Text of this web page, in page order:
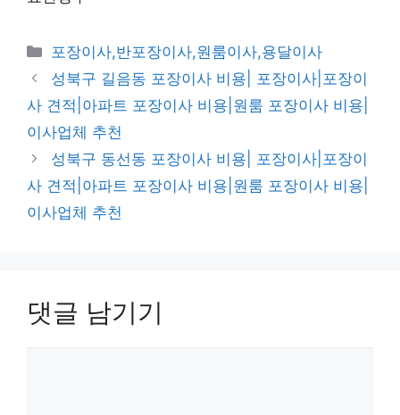
카
테
리
포장이사,반포장이사,원룸이사,용달이사
성북구 길음동 포장이사 비용| 포장이사|포장이
사 견적|아파트 포장이사 비용|원룸 포장이사 비용|
이사업체 추천
성북구 동선동 포장이사 비용| 포장이사|포장이
사 견적|아파트 포장이사 비용|원룸 포장이사 비용|
이사업체 추천
댓글 남기기